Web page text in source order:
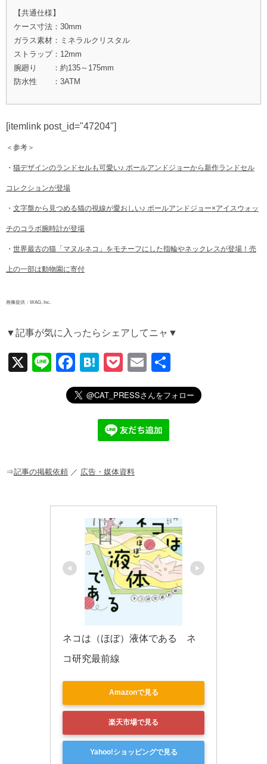
【共通仕様】
ケース寸法：30mm
ガラス素材：ミネラルクリスタル
ストラップ：12mm
腕廻り ：約135～175mm
防水性 ：3ATM
[itemlink post_id="47204"]
＜参考＞
・ 猫デザインのランドセルも可愛い♪ ポールアンドジョーから新作ランドセル
コレクションが登場
・ 文字盤から見つめる猫の視線が愛おしい♪ ポールアンドジョー×アイスウォッ
チのコラボ腕時計が登場
・ 世界最古の猫「マヌルネコ」をモチーフにした指輪やネックレスが登場！売
上の一部は動物園に寄付
画像提供：WAG, Inc.
▼記事が気に入ったらシェアしてニャ▼
X
Li
F
a
c
o
H
at
e
n
a
P
o
ck
et
E
m
ail
有
⇒記事の掲載依頼 ／ 広告・媒体資料
ネコは（ほぼ）液体である　ネ
コ研究最前線
Amazonで見る
楽天市場で見る
Yahoo!ショッピングで見る